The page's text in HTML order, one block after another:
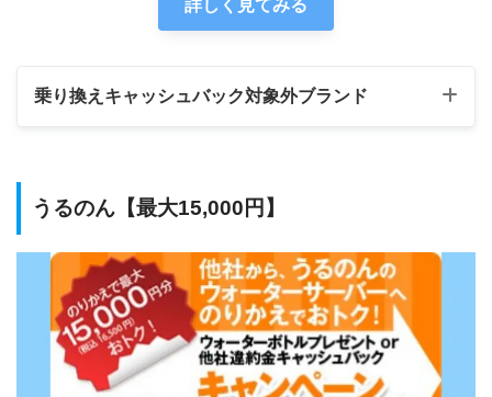
詳しく見てみる
乗り換えキャッシュバック対象外ブランド
うるのん【最大15,000円】